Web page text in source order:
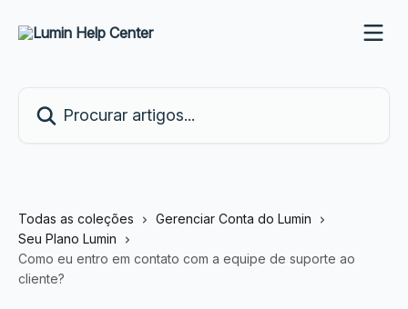
Todas as coleções
Gerenciar Conta do Lumin
Seu Plano Lumin
Como eu entro em contato com a equipe de suporte ao
cliente?